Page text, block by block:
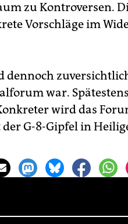
zu Kontroversen.
Vorschläge im
dennoch
war.
wird das
G-8-Gipfel in